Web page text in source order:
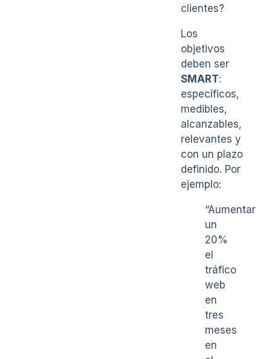
clientes?
Los
objetivos
deben ser
SMART:
específicos,
medibles,
alcanzables,
relevantes y
con un plazo
definido. Por
ejemplo:
“Aumentar
un
20%
el
tráfico
web
en
tres
meses
en